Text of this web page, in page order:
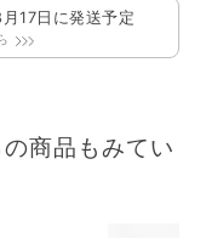
17日 に発送予定
商品もみてい